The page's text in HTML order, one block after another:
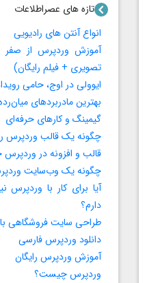
تازه های عصراطلاعات
انواع آنتن های رادیویی
تصویری + فیلم رایگان)
ایوولی در اوج، حامی
گیمینگ و کارهای حرفه‌ای
چگونه یک قالب وردپرس
قالب و افزونه در
چگونه یک وب‌سایت
آیا برای کار با وردپرس
دارم؟
طراحی سایت فروشگاهی
دانلود وردپرس فارسی
آموزش وردپرس رایگان
وردپرس چیست؟